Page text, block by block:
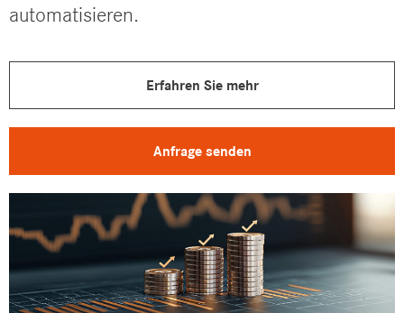
automatisieren.
Erfahren Sie mehr
Anfrage senden